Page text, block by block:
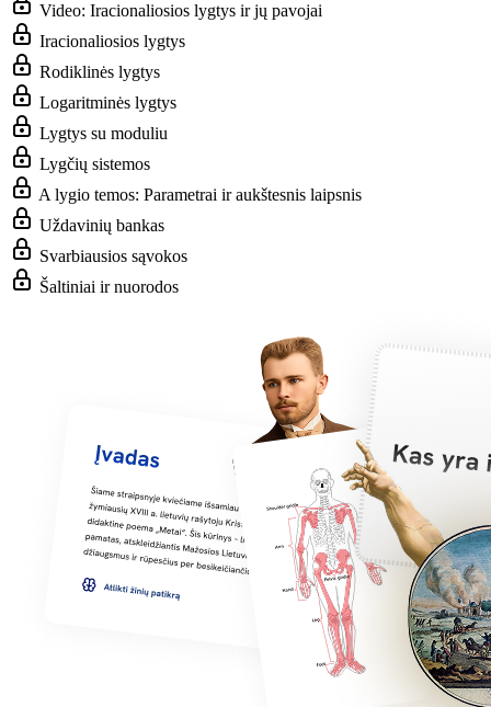
Video: Iracionaliosios lygtys ir jų pavojai
Iracionaliosios lygtys
Rodiklinės lygtys
Logaritminės lygtys
Lygtys su moduliu
Lygčių sistemos
A lygio temos: Parametrai ir aukštesnis laipsnis
Uždavinių bankas
Svarbiausios sąvokos
Šaltiniai ir nuorodos